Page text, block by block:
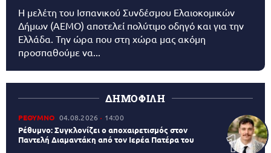
Η μελέτη του Ισπανικού Συνδέσμου Ελαιοκομικών
Δήμων (AEMO) αποτελεί πολύτιμο οδηγό και για την
Ελλάδα. Την ώρα που στη χώρα μας ακόμη
προσπαθούμε να...
ΔΗΜΟΦΙΛΗ
ΡΕΘΥΜΝΟ 04.08.2026 14:00
Ρέθυμνο: Συγκλονίζει ο αποχαιρετισμός στον
Παντελή Διαμαντάκη από τον Ιερέα Πατέρα του